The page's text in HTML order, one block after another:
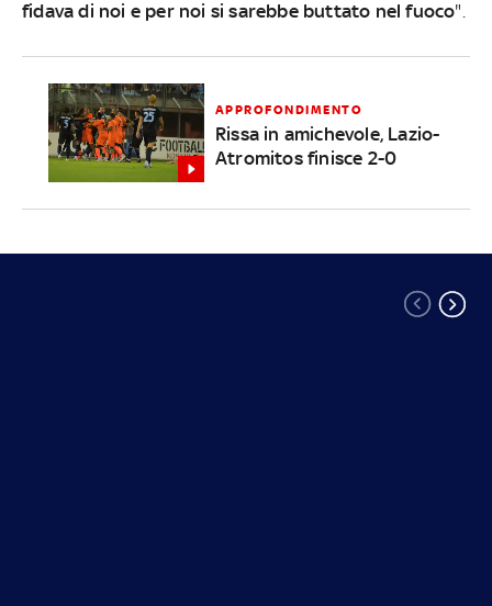
fidava di noi e per noi si sarebbe buttato nel fuoco".
APPROFONDIMENTO
Rissa in amichevole, Lazio-
Atromitos finisce 2-0